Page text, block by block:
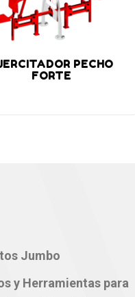
PECHO
FORTE
Jumbo
y Herramientas para